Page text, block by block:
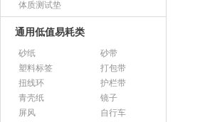
体质测试垫
通用低值易耗类
砂纸
砂带
塑料标签
打包带
扭线环
护栏带
青壳纸
镜子
屏风
自行车